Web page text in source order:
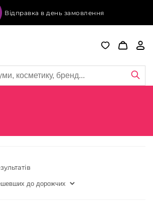
Відправка в день замовлення